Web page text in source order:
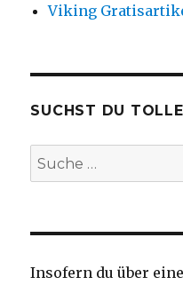
Viking
SUCHST DU
Suche
nach:
Insofern du über